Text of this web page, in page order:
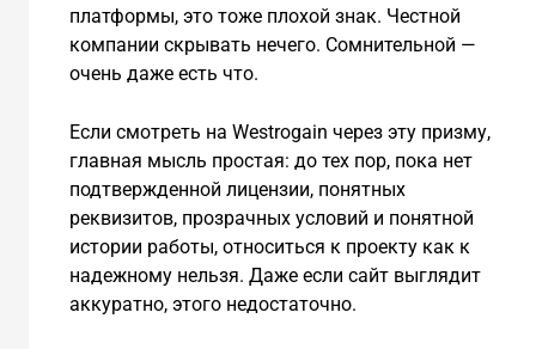
платформы, это тоже плохой знак. Честной
компании скрывать нечего. Сомнительной —
очень даже есть что.
Если смотреть на Westrogain через эту призму,
главная мысль простая: до тех пор, пока нет
подтвержденной лицензии, понятных
реквизитов, прозрачных условий и понятной
истории работы, относиться к проекту как к
надежному нельзя. Даже если сайт выглядит
аккуратно, этого недостаточно.